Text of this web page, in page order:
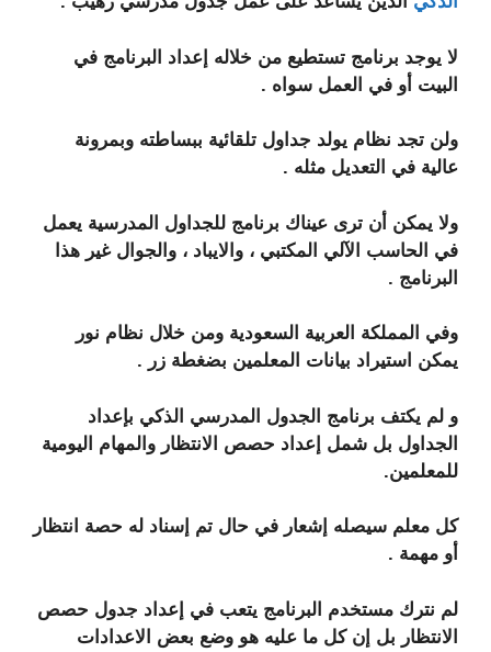
لا يوجد برنامج تستطيع من خلاله إعداد البرنامج في
البيت أو في العمل سواه .
ولن تجد نظام يولد جداول تلقائية ببساطته وبمرونة
عالية في التعديل مثله .
ولا يمكن أن ترى عيناك برنامج للجداول المدرسية يعمل
في الحاسب الآلي المكتبي ، والايباد ، والجوال غير هذا
البرنامج .
وفي المملكة العربية السعودية ومن خلال نظام نور
يمكن استيراد بيانات المعلمين بضغطة زر .
و لم يكتف برنامج الجدول المدرسي الذكي بإعداد
الجداول بل شمل إعداد حصص الانتظار والمهام اليومية
للمعلمين.
كل معلم سيصله إشعار في حال تم إسناد له حصة انتظار
أو مهمة .
لم نترك مستخدم البرنامج يتعب في إعداد جدول حصص
الانتظار بل إن كل ما عليه هو وضع بعض الاعدادات